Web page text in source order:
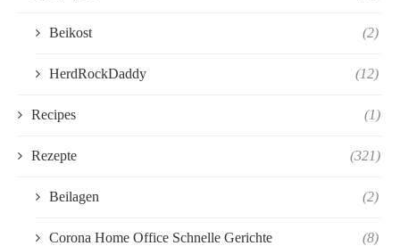
Beikost (2)
HerdRockDaddy (12)
Recipes (1)
Rezepte (321)
Beilagen (2)
Corona Home Office Schnelle Gerichte (8)